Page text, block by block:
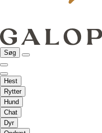
Søg
Hest
Rytter
Hund
Chat
Dyr